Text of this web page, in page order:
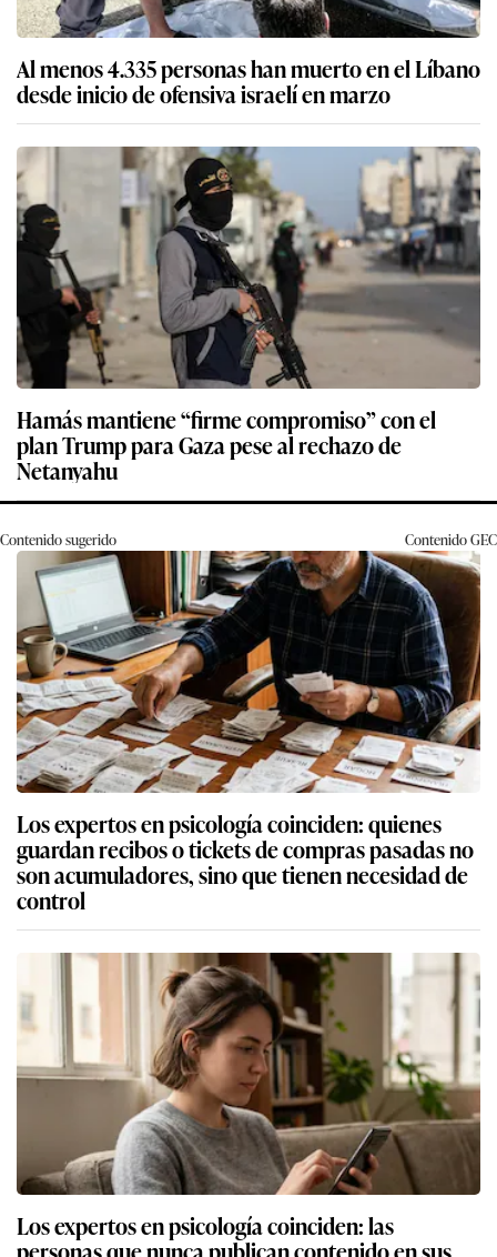
Al menos 4.335 personas han muerto en el Líbano
desde inicio de ofensiva israelí en marzo
Hamás mantiene “firme compromiso” con el
plan Trump para Gaza pese al rechazo de
Netanyahu
Contenido sugerido ContenidoGEC
Los expertos en psicología coinciden: quienes
guardan recibos o tickets de compras pasadas no
son acumuladores, sino que tienen necesidad de
control
Los expertos en psicología coinciden: las